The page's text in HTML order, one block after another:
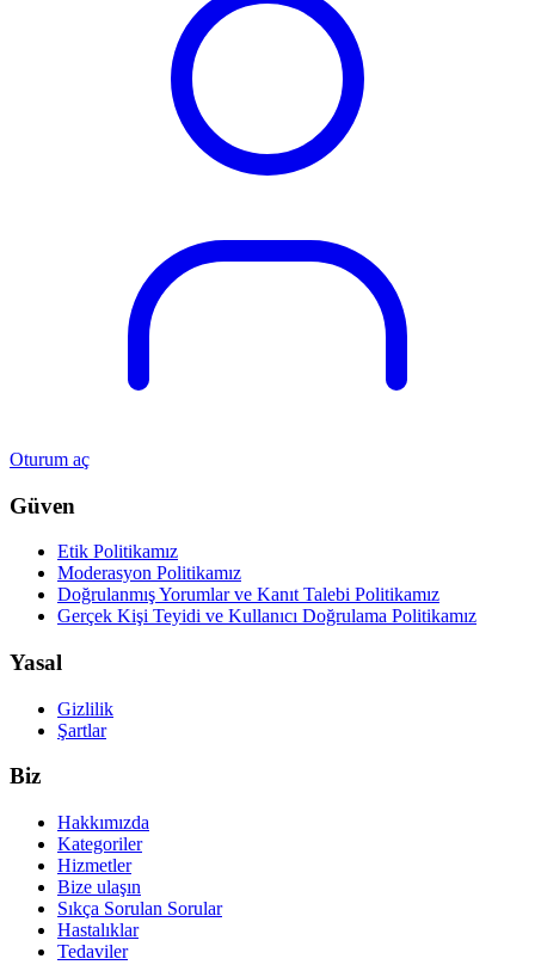
Oturum aç
Güven
Etik Politikamız
Moderasyon Politikamız
Doğrulanmış Yorumlar ve Kanıt Talebi Politikamız
Gerçek Kişi Teyidi ve Kullanıcı Doğrulama Politikamız
Yasal
Gizlilik
Şartlar
Biz
Hakkımızda
Kategoriler
Hizmetler
Bize ulaşın
Sıkça Sorulan Sorular
Hastalıklar
Tedaviler